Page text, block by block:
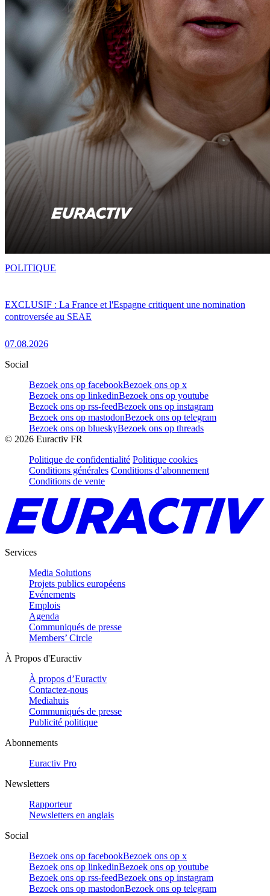
EXCLUSIF : La France et l'Espagne critiquent une nomination
controversée au SEAE
07.08.2026
POLITIQUE
Social
Bezoek ons op facebookBezoek ons op x
Bezoek ons op linkedinBezoek ons op youtube
Bezoek ons op rss-feedBezoek ons op instagram
Bezoek ons op mastodonBezoek ons op telegram
Bezoek ons op blueskyBezoek ons op threads
© 2026 Euractiv FR
Politique de confidentialité Politique cookies
Conditions générales Conditions d’abonnement
Conditions de vente
Services
Media Solutions
Projets publics européens
Evénements
Emplois
Agenda
Communiqués de presse
Members’ Circle
À Propos d'Euractiv
À propos d’Euractiv
Contactez-nous
Mediahuis
Communiqués de presse
Publicité politique
Abonnements
Euractiv Pro
Newsletters
Rapporteur
Newsletters en anglais
Social
Bezoek ons op facebookBezoek ons op x
Bezoek ons op linkedinBezoek ons op youtube
Bezoek ons op rss-feedBezoek ons op instagram
Bezoek ons op mastodonBezoek ons op telegram